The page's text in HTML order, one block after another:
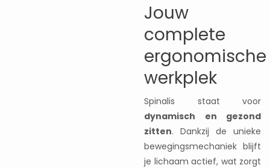
Jouw
complete
ergonomische
werkplek
Spinalis staat voor
dynamisch en gezond
zitten. Dankzij de unieke
bewegingsmechaniek blijft
je lichaam actief, wat zorgt